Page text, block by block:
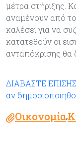
μέτρα στήριξης.
αναμένουν από
καλέσει για να
κατατεθούν οι
ανταπόκρισης
ΔΙΑΒΑΣΤΕ
αν
Οικονομία,